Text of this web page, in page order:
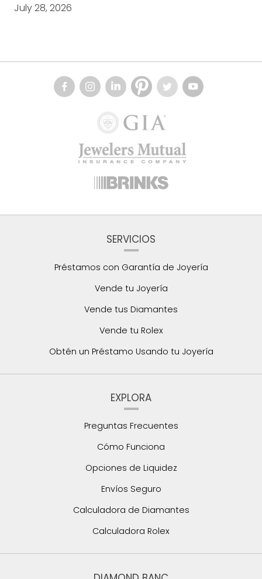
July 28, 2026
SERVICIOS
Préstamos con Garantía de Joyería
Vende tu Joyería
Vende tus Diamantes
Vende tu Rolex
Obtén un Préstamo Usando tu Joyería
EXPLORA
Preguntas Frecuentes
Cómo Funciona
Opciones de Liquidez
Envíos Seguro
Calculadora de Diamantes
Calculadora Rolex